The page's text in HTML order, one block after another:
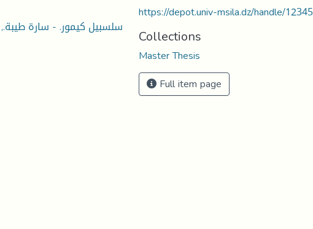
- سلسبيل كيمور. - سارة
https://depot.univ-msila.dz/handle/
Collections
Master Thesis
Full item page